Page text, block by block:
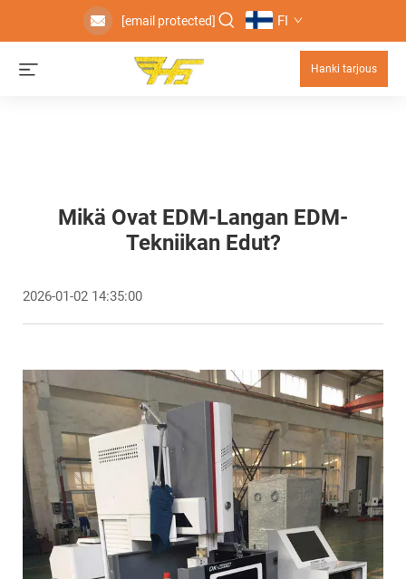
[email protected] FI
Hanki tarjous
Mikä Ovat EDM-Langan EDM-
Tekniikan Edut?
2026-01-02 14:35:00